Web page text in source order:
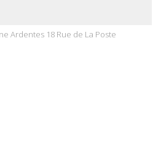
Ardentes 18 Rue de La Poste